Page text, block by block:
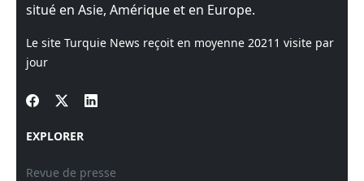
situé en Asie, Amérique et en Europe.
Le site Turquie News reçoit en moyenne 20211 visite par
jour
EXPLORER
Revue de presse